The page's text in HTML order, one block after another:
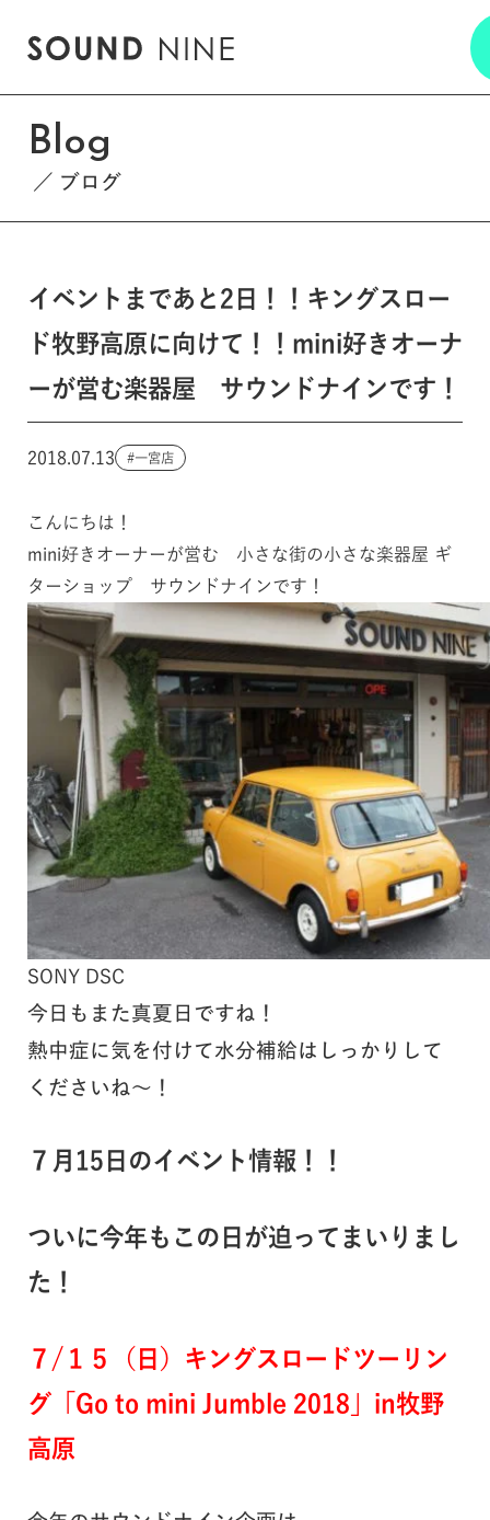
Blog
ブログ
イベントまであと2日！！キングスロー
ド牧野高原に向けて！！mini好きオーナ
ーが営む楽器屋 サウンドナインです！
2018.07.13 一宮店
こんにちは！
mini好きオーナーが営む 小さな街の小さな楽器屋 ギ
ターショップ サウンドナインです！
SONY DSC
今日もまた真夏日ですね！
熱中症に気を付けて水分補給はしっかりして
くださいね～！
７月15日のイベント情報！！
ついに今年もこの日が迫ってまいりまし
た！
７/１５（日）キングスロードツーリン
グ「Go to mini Jumble 2018」in牧野
高原